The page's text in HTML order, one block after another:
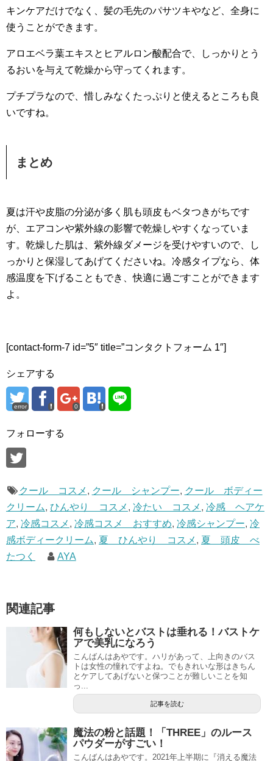
キンケアだけでなく、髪の毛先のパサツキやなど、全身に
使うことができます。
アロエベラ葉エキスとヒアルロン酸配合で、しっかりとう
るおいを与えて乾燥から守ってくれます。
プチプラなので、惜しみなくたっぷりと使えるところも良
いですね。
まとめ
夏は汗や皮脂の分泌が多く肌も頭皮もベタつきがちです
が、エアコンや紫外線の影響で乾燥しやすくなっていま
す。乾燥した肌は、紫外線ダメージを受けやすいので、し
っかりと保湿してあげてくださいね。冷感タイプなら、体
感温度を下げることもでき、快適に過ごすことができます
よ。
[contact-form-7 id=”5″ title=”コンタクトフォーム 1″]
シェアする
error 0
フォローする
クール コスメ , クール シャンプー, クール ボディー
クリーム, ひんやり コスメ , 冷たい コスメ , 冷感 ヘアケ
ア, 冷感コスメ , 冷感コスメ おすすめ, 冷感シャンプー, 冷
感ボディークリーム, 夏 ひんやり コスメ , 夏 頭皮 べ
たつく
AYA
関連記事
何もしないとバストは垂れる！バストケ
アで美乳になろう
こんばんはあやです。ハリがあって、上向きのバス
トは女性の憧れですよね。でもきれいな形はきちん
とケアしてあげないと保つことが難しいことを知
っ...
記事を読む
魔法の粉と話題！「THREE」のルース
パウダーがすごい！
こんばんはあやです。2021年上半期に『消える魔法